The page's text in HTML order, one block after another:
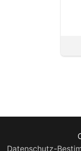
Datenschutz-